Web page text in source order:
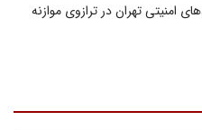
امنیتی تهران در ترازوی موازنه